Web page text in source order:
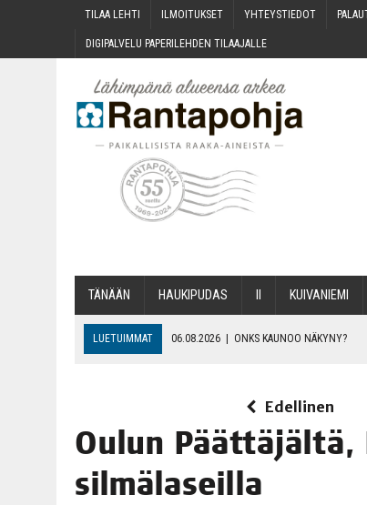
TILAA LEH­TI ILMOI­TUK­SET YHTEYS­TIE­DOT
DIGI­PAL­VE­LU PAPE­RI­LEH­DEN TILAAJALLE
TÄNÄÄN HAU­KI­PU­DAS KUI­VA­NIE­MI
LUETUIMMAT 06.08.2026 | ONKS KAU­NOO NÄKYNY?
OPIN­TOI­HIN KAN­SA­LAIS­OPIS­TOS­SA VOI SAA­DA
06.08.2026 TOI­VEI­DEN KOTI IISTÄ!
06.08.2026 | KII­MIN­KI­PÄI­VÄT JÄR­JES­TE­TÄÄN PERIN­TEI­TÄ
Edellinen
Oulun Päät­tä­jäl­tä,
silmälaseilla